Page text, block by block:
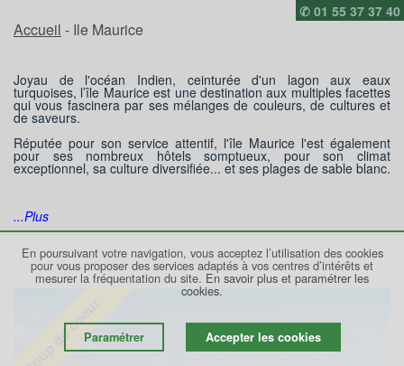
Accueil - Ile Maurice
Joyau de l'océan Indien, ceinturée d'un lagon aux eaux
turquoises, l’île Maurice est une destination aux multiples facettes
qui vous fascinera par ses mélanges de couleurs, de cultures et
de saveurs.
Réputée pour son service attentif, l'île Maurice l'est également
pour ses nombreux hôtels somptueux, pour son climat
exceptionnel, sa culture diversifiée... et ses plages de sable blanc.
...Plus
Coup de coeur
✆ 01 55 37 37 40
En poursuivant votre navigation, vous acceptez l’utilisation des cookies
pour vous proposer des services adaptés à vos centres d’intérêts et
mesurer la fréquentation du site. En savoir plus et paramétrer les
cookies.
Paramétrer Accepter les cookies